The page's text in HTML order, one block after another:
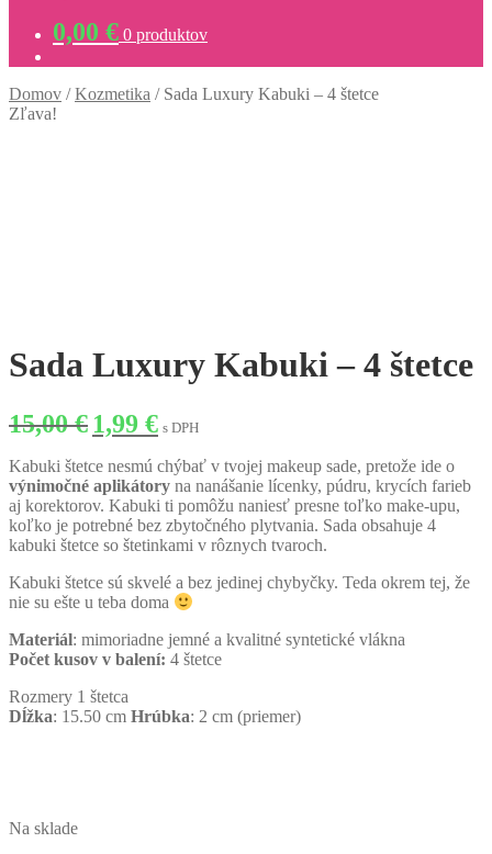
0,00 € 0 produktov
Domov /Kozmetika / Sada Luxury Kabuki – 4 štetce
Zľava!
Sada Luxury Kabuki – 4 štetce
15,00€ Original
price
15,00 €.
1,99 €Current
price
is:
1,99 €.
s DPH
Kabuki štetce nesmú chýbať v tvojej makeup sade, pretože ide o
výnimočné aplikátory na nanášanie lícenky, púdru, krycích farieb
aj korektorov. Kabuki ti pomôžu naniesť presne toľko make-upu,
koľko je potrebné bez zbytočného plytvania. Sada obsahuje 4
kabuki štetce so štetinkami v rôznych tvaroch.
Kabuki štetce sú skvelé a bez jedinej chybyčky. Teda okrem tej, že
nie su ešte u teba doma
Materiál: mimoriadne jemné a kvalitné syntetické vlákna
Počet kusov v balení: 4 štetce
Rozmery 1 štetca
Dĺžka: 15.50 cm Hrúbka: 2 cm (priemer)
Na sklade